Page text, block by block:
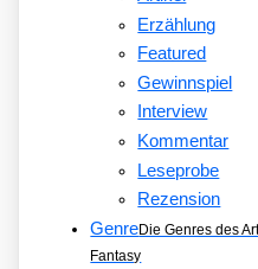
Erzählung
Featured
Gewinnspiel
Interview
Kommentar
Leseprobe
Rezension
GenreDie Genres des
Fantasy